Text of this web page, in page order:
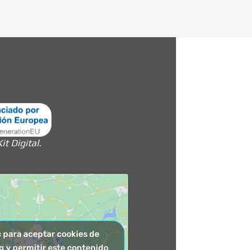
Digital.
para aceptar cookies de